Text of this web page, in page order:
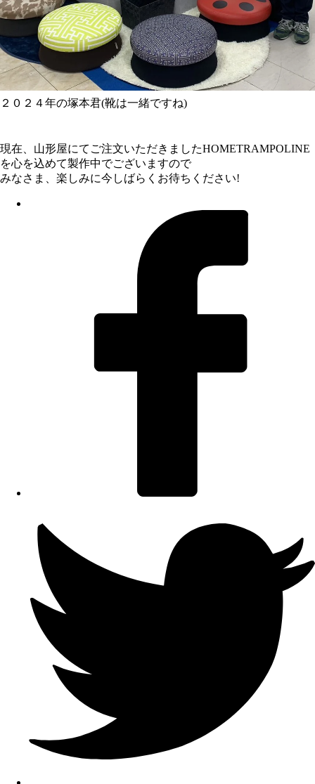
２０２４年の塚本君(靴は一緒ですね)
現在、山形屋にてご注文いただきましたHOMETRAMPOLINE
を心を込めて製作中でございますので
みなさま、楽しみに今しばらくお待ちください!